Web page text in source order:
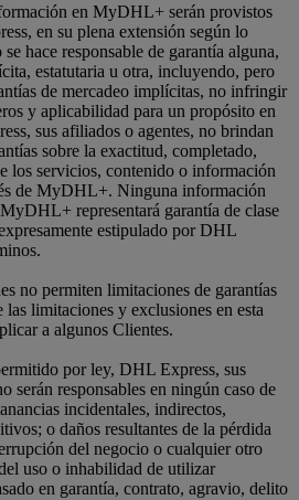
en MyDHL+ serán provistos
en su plena extensión según lo
hace responsable de garantía alguna,
estatutaria u otra, incluyendo, pero
de mercadeo implícitas, no infringir
y aplicabilidad para un propósito en
sus afiliados o agentes, no brindan
sobre la exactitud, completado,
los servicios, contenido o información
de MyDHL+. Ninguna información
representará garantía de clase
estipulado por DHL
no permiten limitaciones de garantías
limitaciones y exclusiones en esta
a algunos Clientes.
por ley, DHL Express, sus
serán responsables en ningún caso de
incidentales, indirectos,
o daños resultantes de la pérdida
del negocio o cualquier otro
uso o inhabilidad de utilizar
en garantía, contrato, agravio, delito